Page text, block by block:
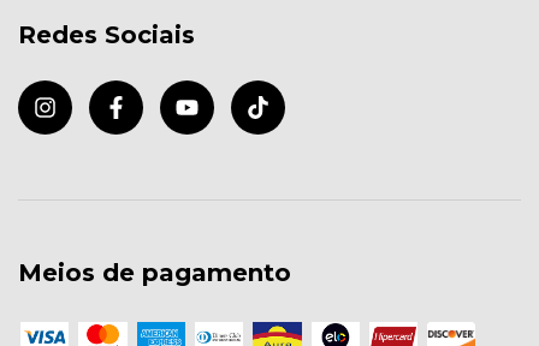
Redes Sociais
Meios de pagamento